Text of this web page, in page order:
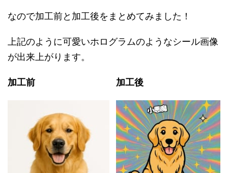
なので加工前と加工後をまとめてみました！
上記のように可愛いホログラムのようなシール画像
が出来上がります。
加工前 加工後